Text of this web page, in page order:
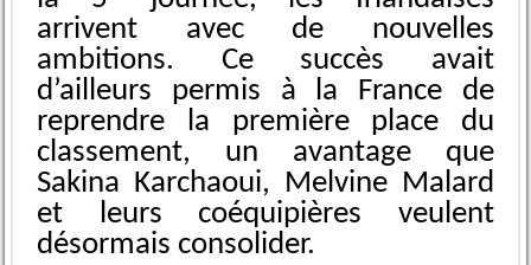
arrivent avec de nouvelles
ambitions. Ce succès avait
d’ailleurs permis à la France de
reprendre la première place du
classement, un avantage que
Sakina Karchaoui, Melvine Malard
et leurs coéquipières veulent
désormais consolider.